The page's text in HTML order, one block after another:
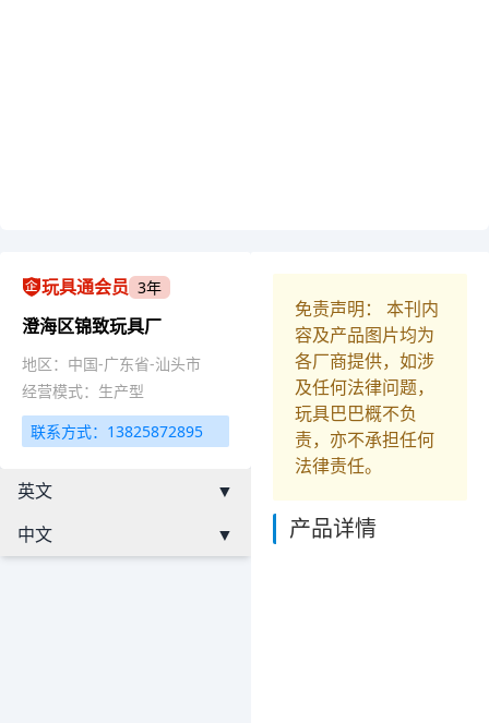
玩具通会员 3年
澄海区锦致玩具厂
地区：中国-广东省-汕头市
经营模式：生产型
联系方式：13825872895
英文
▼
中文
▼
免责声明： 本刊内
容及产品图片均为
各厂商提供，如涉
及任何法律问题，
玩具巴巴概不负
责，亦不承担任何
法律责任。
产品详情